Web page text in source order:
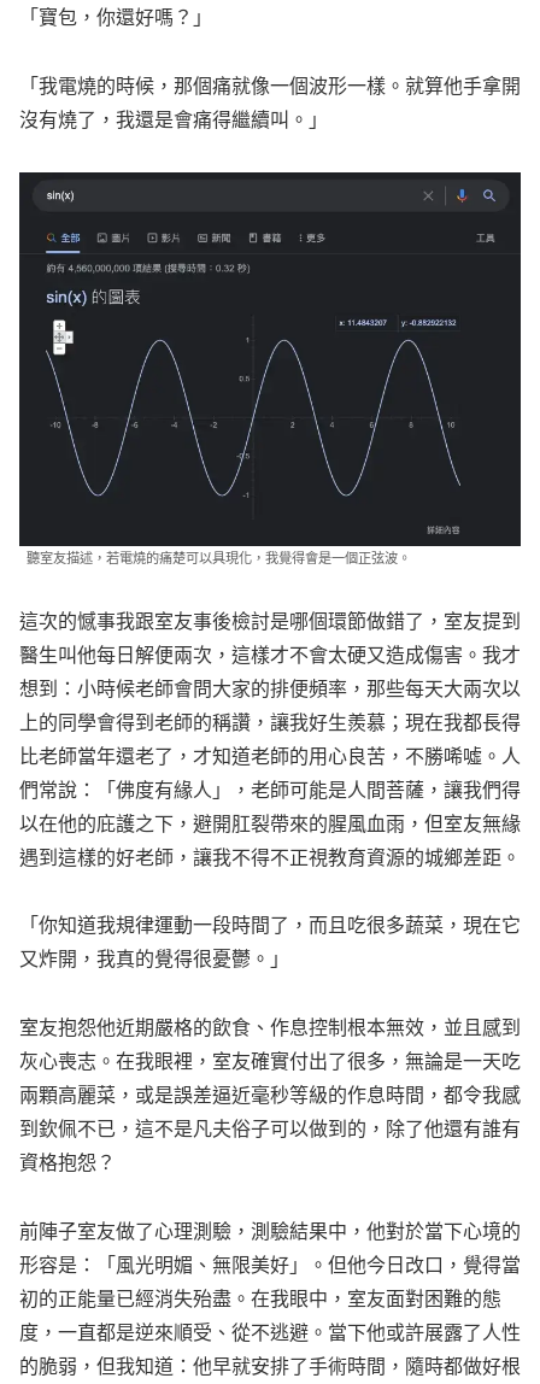
「寶包，你還好嗎？」
「我電燒的時候，那個痛就像一個波形一樣。就算他手拿開
沒有燒了，我還是會痛得繼續叫。」
聽室友描述，若電燒的痛楚可以具現化，我覺得會是一個正弦波。
這次的憾事我跟室友事後檢討是哪個環節做錯了，室友提到
醫生叫他每日解便兩次，這樣才不會太硬又造成傷害。我才
想到：小時候老師會問大家的排便頻率，那些每天大兩次以
上的同學會得到老師的稱讚，讓我好生羨慕；現在我都長得
比老師當年還老了，才知道老師的用心良苦，不勝唏噓。人
們常說：「佛度有緣人」，老師可能是人間菩薩，讓我們得
以在他的庇護之下，避開肛裂帶來的腥風血雨，但室友無緣
遇到這樣的好老師，讓我不得不正視教育資源的城鄉差距。
「你知道我規律運動一段時間了，而且吃很多蔬菜，現在它
又炸開，我真的覺得很憂鬱。」
室友抱怨他近期嚴格的飲食、作息控制根本無效，並且感到
灰心喪志。在我眼裡，室友確實付出了很多，無論是一天吃
兩顆高麗菜，或是誤差逼近毫秒等級的作息時間，都令我感
到欽佩不已，這不是凡夫俗子可以做到的，除了他還有誰有
資格抱怨？
前陣子室友做了心理測驗，測驗結果中，他對於當下心境的
形容是：「風光明媚、無限美好」。但他今日改口，覺得當
初的正能量已經消失殆盡。在我眼中，室友面對困難的態
度，一直都是逆來順受、從不逃避。當下他或許展露了人性
的脆弱，但我知道：他早就安排了手術時間，隨時都做好根